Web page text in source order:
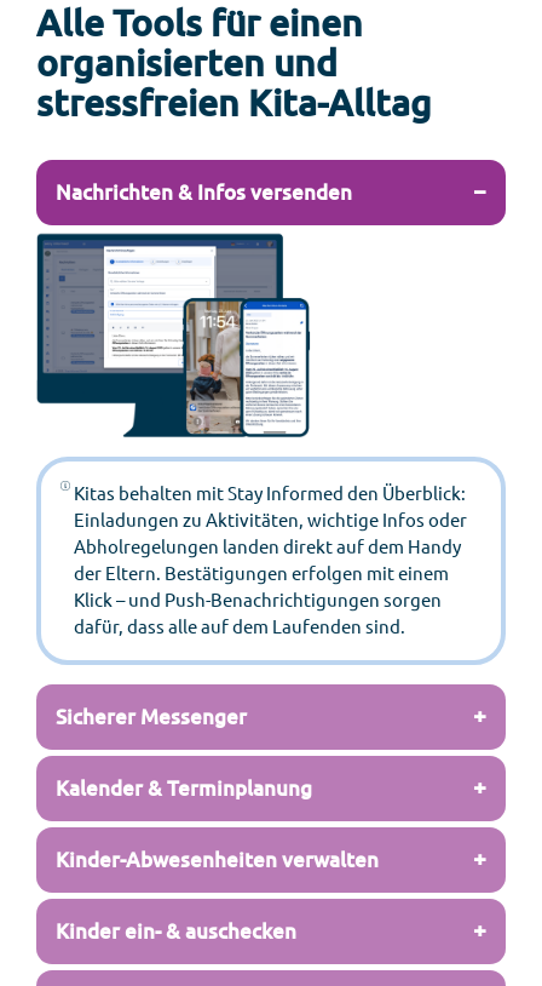
Alle Tools für einen
organisierten und
stressfreien Kita-Alltag
Nachrichten & Infos versenden −
Kitas behalten mit Stay Informed den Überblick:
Einladungen zu Aktivitäten, wichtige Infos oder
Abholregelungen landen direkt auf dem Handy
der Eltern. Bestätigungen erfolgen mit einem
Klick – und Push-Benachrichtigungen sorgen
dafür, dass alle auf dem Laufenden sind.
Sicherer Messenger +
Kalender & Terminplanung +
Kinder-Abwesenheiten verwalten +
Kinder ein- & auschecken +